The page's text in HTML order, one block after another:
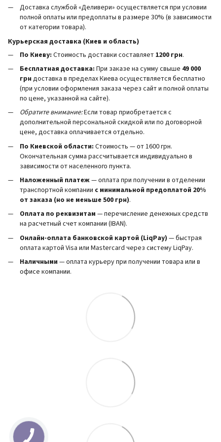
Доставка службой «Деливери» осуществляется при условии
полной оплаты или предоплаты в размере 30% (в зависимости
от категории товара).
Курьерская доставка (Киев и область)
По Киеву: Стоимость доставки составляет 1200 грн.
Бесплатная доставка: При заказе на сумму свыше 49 000
грн доставка в пределах Киева осуществляется бесплатно
(при условии оформления заказа через сайт и полной оплаты
по цене, указанной на сайте).
Обратите внимание:Если товар приобретается с
дополнительной персональной скидкой или по договорной
цене, доставка оплачивается отдельно.
По Киевской области: Стоимость — от 1600 грн.
Окончательная сумма рассчитывается индивидуально в
зависимости от населенного пункта.
Наложенный платеж— оплата при получении в отделении
транспортной компании с минимальной предоплатой 20%
от заказа (но не меньше 500 грн).
Оплата по реквизитам — перечисление денежных средств
на расчетный счет компании (IBAN).
Онлайн-оплата банковской картой (LiqPay) — быстрая
оплата картой Visa или Mastercard через систему LiqPay.
Наличными — оплата курьеру при получении товара или в
офисе компании.